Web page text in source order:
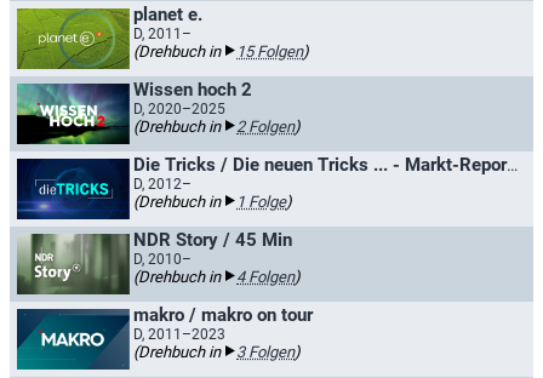
planet e.
D, 2011–
(Drehbuch in 15 Folgen)
Wissen hoch 2
D, 2020–2025
(Drehbuch in 2 Folgen)
Die Tricks / Die neuen Tricks ... - Markt-Reporter decken auf
D, 2012–
(Drehbuch in 1 Folge)
NDR Story / 45 Min
D, 2010–
(Drehbuch in 4 Folgen)
makro / makro on tour
D, 2011–2023
(Drehbuch in 3 Folgen)